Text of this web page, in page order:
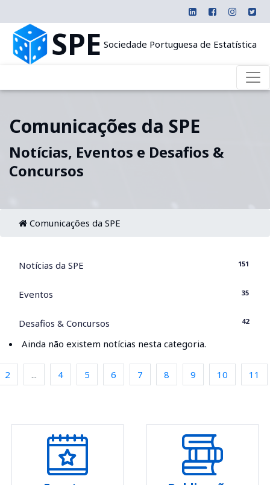
SPE Sociedade Portuguesa de Estatística
Comunicações da SPE
Notícias, Eventos e Desafios &
Concursos
Comunicações da SPE
Notícias da SPE 151
Eventos 35
Desafios & Concursos 42
Ainda não existem notícias nesta categoria.
2 ... 4 5 6 7 8 9 10 11